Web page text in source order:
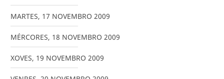
MARTES, 17 NOVEMBRO 2009
MÉRCORES, 18 NOVEMBRO 2009
XOVES, 19 NOVEMBRO 2009